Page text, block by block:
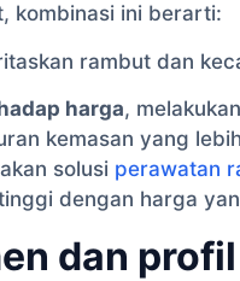
kombinasi ini berarti:
rambut dan
harga,
kemasan yang
solusi perawatan
dengan harga
dan